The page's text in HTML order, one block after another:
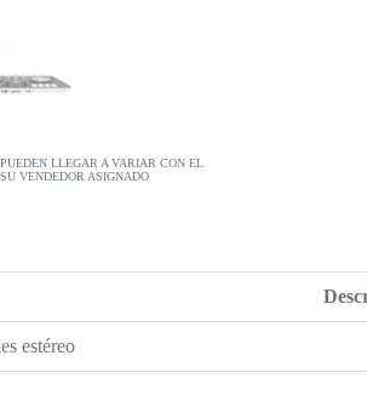
LLEGAR A VARIAR CON EL
VENDEDOR ASIGNADO
estéreo